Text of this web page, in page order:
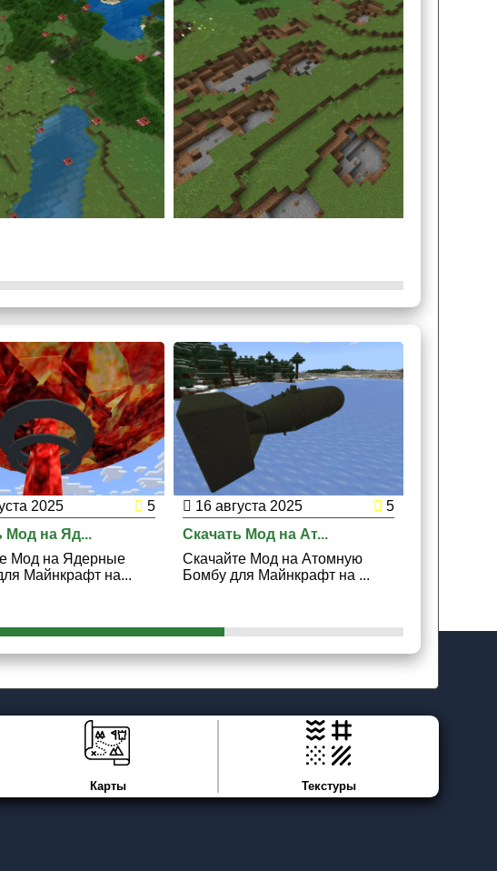
понадобится множество ингредиентов. В
большое количество динамита.
герою сперва необходимо ввести координаты, а после
ракета приземлится в то же место, откуда была выпущена.
полигоне, который пользователь не боится потерять.
2025
5
Мод на Яд...
Мод на Ядерные
Майнкрафт на...
16 августа 2025
5
Скачать Мод на Ат...
Скачайте Мод на Атомную
Бомбу для Майнкрафт на ...
Карты Текстуры